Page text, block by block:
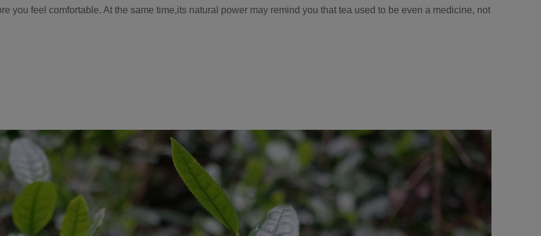
you feel comfortable. At the same time,its natural power may remind you that tea used to be even a medicine, not